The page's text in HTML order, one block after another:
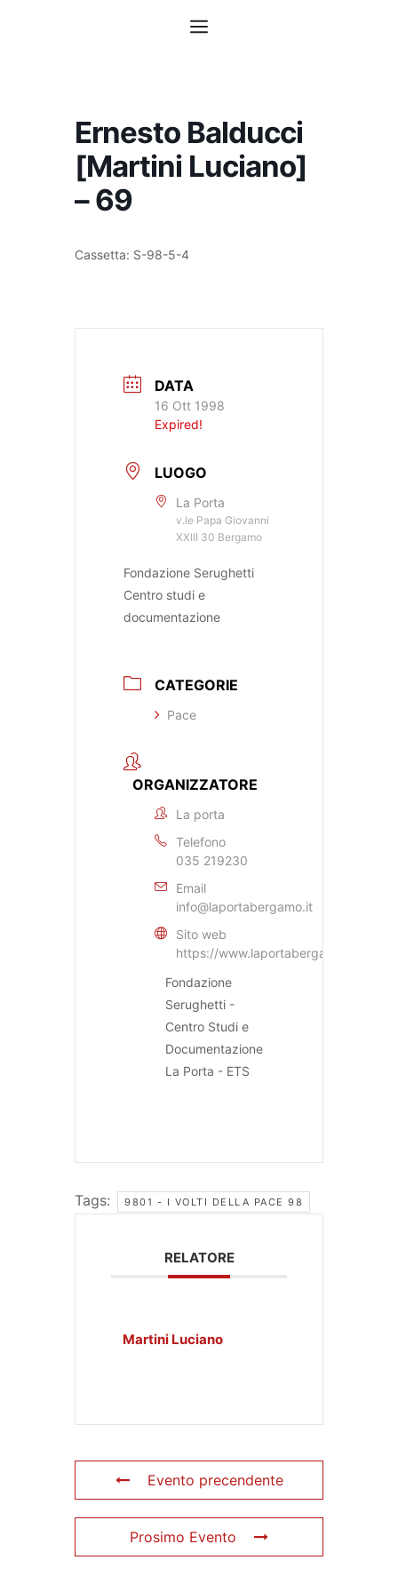
Menu
Ernesto Balducci
[Martini Luciano]
– 69
Cassetta: S-98-5-4
DATA
16 Ott 1998
Expired!
LUOGO
La Porta
v.le Papa Giovanni
XXIII 30 Bergamo
Fondazione Serughetti
Centro studi e
documentazione
CATEGORIE
Pace
ORGANIZZATORE
La porta
Telefono
035 219230
Email
info@laportabergamo.it
Sito web
https://www.laportabergamo.it
Fondazione
Serughetti -
Centro Studi e
Documentazione
La Porta - ETS
Tags: 9801 - I VOLTI DELLA PACE 98
RELATORE
Martini Luciano
Evento precendente
Prosimo Evento